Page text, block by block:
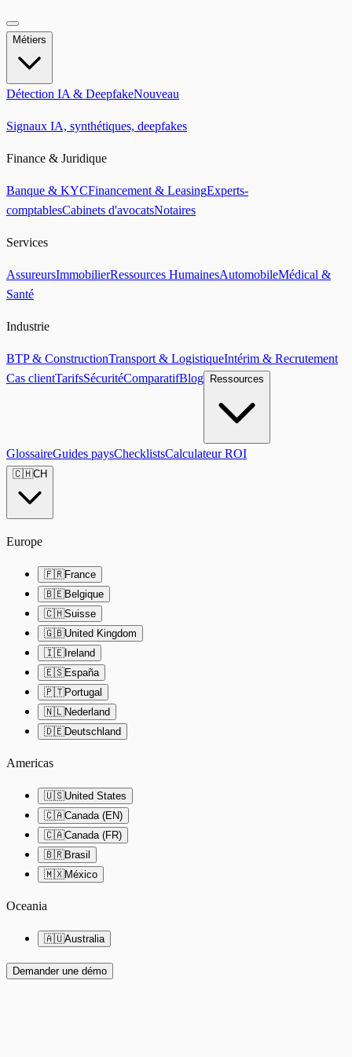
Métiers
Détection IA & DeepfakeNouveau
Signaux IA, synthétiques, deepfakes
Finance & Juridique
Banque & KYCFinancement & LeasingExperts-
comptablesCabinets d'avocatsNotaires
Services
AssureursImmobilierRessources HumainesAutomobileMédical &
Santé
Industrie
BTP & ConstructionTransport & LogistiqueIntérim & Recrutement
Cas clientTarifsSécuritéComparatifBlog Ressources
GlossaireGuides paysChecklistsCalculateur ROI
🇨🇭CH
Europe
🇫🇷France
🇧🇪Belgique
🇨🇭Suisse
🇬🇧United Kingdom
🇮🇪Ireland
🇪🇸España
🇵🇹Portugal
🇳🇱Nederland
🇩🇪Deutschland
Americas
🇺🇸United States
🇨🇦Canada (EN)
🇨🇦Canada (FR)
🇧🇷Brasil
🇲🇽México
Oceania
🇦🇺Australia
Demander une démo